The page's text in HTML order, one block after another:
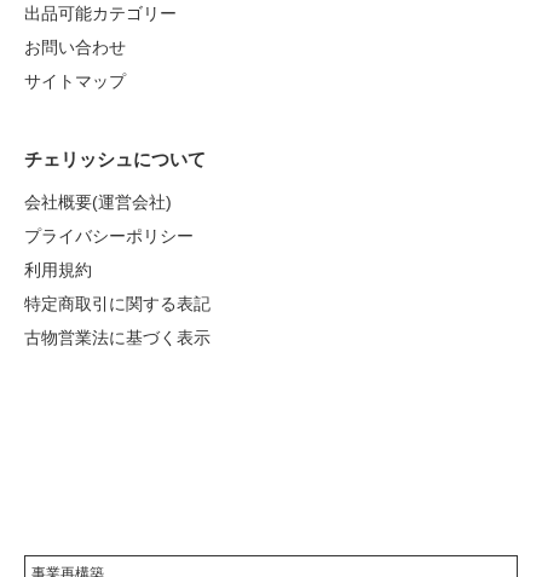
出品可能カテゴリー
お問い合わせ
サイトマップ
チェリッシュについて
会社概要(運営会社)
プライバシーポリシー
利用規約
特定商取引に関する表記
古物営業法に基づく表示
事業再構築